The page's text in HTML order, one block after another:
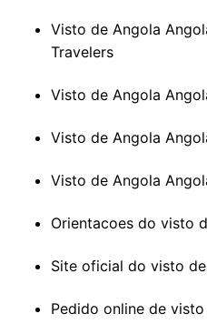
Visto de Angola
Travelers
Visto de Angola
Visto de Angola
Visto de Angola
Orientacoes do visto
Site oficial do visto
Pedido online de